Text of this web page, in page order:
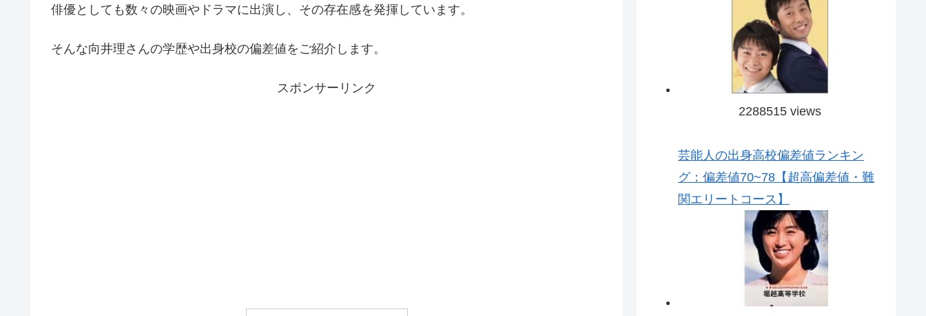
俳優としても数々の映画やドラマに出演し、その存在感を発揮しています。
そんな向井理さんの学歴や出身校の偏差値をご紹介します。
スポンサーリンク
2288515 views
芸能人の出身高校偏差値ランキン
グ：偏差値70~78【超高偏差値・難
関エリートコース】